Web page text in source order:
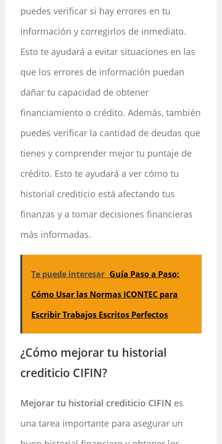
puedes verificar si hay errores en tu
información y corregirlos de inmediato.
Esto te ayudará a evitar situaciones en las
que los errores de información puedan
dañar tu capacidad de obtener
financiamiento o crédito. Además, también
puedes verificar la cantidad de deudas que
tienes y comprender mejor tu puntaje de
crédito. Esto te ayudará a ver cómo tu
historial crediticio está afectando tus
finanzas y a tomar decisiones financieras
más informadas.
Te puede interesar Guía Paso a Paso:
Cómo Usar las Normas ICONTEC para
Escribir Trabajos Escritos Perfectos
¿Cómo mejorar tu historial
crediticio CIFIN?
Mejorar tu historial crediticio CIFIN es
una tarea importante para asegurar un